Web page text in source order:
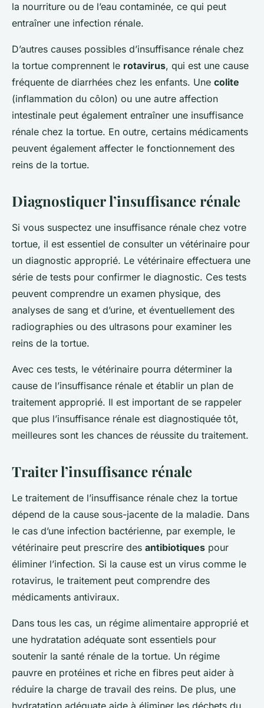
la nourriture ou de l’eau contaminée, ce qui peut
entraîner une infection rénale.
D’autres causes possibles d’insuffisance rénale chez
la tortue comprennent le rotavirus, qui est une cause
fréquente de diarrhées chez les enfants. Une colite
(inflammation du côlon) ou une autre affection
intestinale peut également entraîner une insuffisance
rénale chez la tortue. En outre, certains médicaments
peuvent également affecter le fonctionnement des
reins de la tortue.
Diagnostiquer l’insuffisance rénale
Si vous suspectez une insuffisance rénale chez votre
tortue, il est essentiel de consulter un vétérinaire pour
un diagnostic approprié. Le vétérinaire effectuera une
série de tests pour confirmer le diagnostic. Ces tests
peuvent comprendre un examen physique, des
analyses de sang et d’urine, et éventuellement des
radiographies ou des ultrasons pour examiner les
reins de la tortue.
Avec ces tests, le vétérinaire pourra déterminer la
cause de l’insuffisance rénale et établir un plan de
traitement approprié. Il est important de se rappeler
que plus l’insuffisance rénale est diagnostiquée tôt,
meilleures sont les chances de réussite du traitement.
Traiter l’insuffisance rénale
Le traitement de l’insuffisance rénale chez la tortue
dépend de la cause sous-jacente de la maladie. Dans
le cas d’une infection bactérienne, par exemple, le
vétérinaire peut prescrire des antibiotiques pour
éliminer l’infection. Si la cause est un virus comme le
rotavirus, le traitement peut comprendre des
médicaments antiviraux.
Dans tous les cas, un régime alimentaire approprié et
une hydratation adéquate sont essentiels pour
soutenir la santé rénale de la tortue. Un régime
pauvre en protéines et riche en fibres peut aider à
réduire la charge de travail des reins. De plus, une